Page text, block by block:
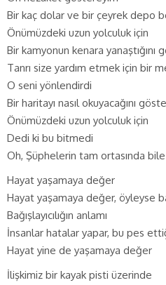
Bir kaç dolar ve bir çeyrek depo
Önümüzdeki uzun yolculuk için
Bir kamyonun kenara yanaştığını
Tanrı size yardım etmek için bir
O seni yönlendirdi
Bir haritayı nasıl okuyacağını
Önümüzdeki uzun yolculuk için
Dedi ki bu bitmedi
Oh, Şüphelerin tam ortasında bile
Hayat yaşamaya değer
Hayat yaşamaya değer, öyleyse
Bağışlayıcılığın anlamı
İnsanlar hatalar yapar, bu pes
Hayat yine de yaşamaya değer
İlişkimiz bir kayak pisti üzerinde